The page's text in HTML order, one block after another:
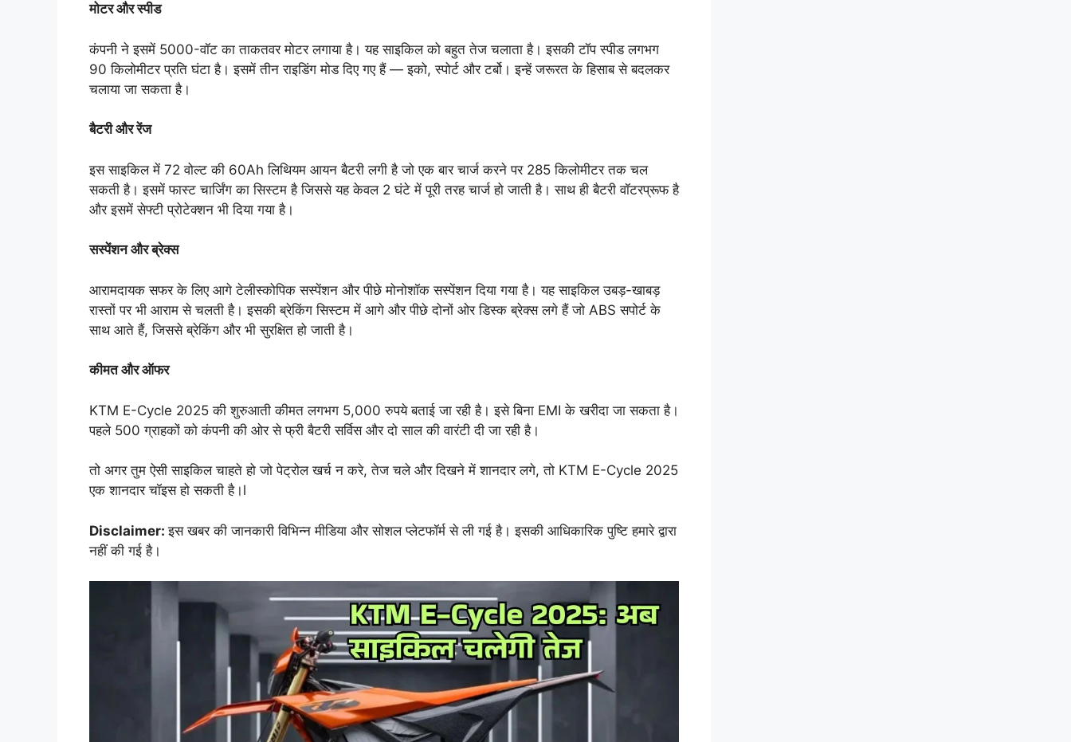
मोटर और स्पीड
कंपनी ने इसमें 5000-वॉट का ताकतवर मोटर लगाया है। यह साइकिल को बहुत तेज चलाता है। इसकी टॉप स्पीड लगभग
90 किलोमीटर प्रति घंटा है। इसमें तीन राइडिंग मोड दिए गए हैं — इको, स्पोर्ट और टर्बो। इन्हें जरूरत के हिसाब से बदलकर
चलाया जा सकता है।
बैटरी और रेंज
इस साइकिल में 72 वोल्ट की 60Ah लिथियम आयन बैटरी लगी है जो एक बार चार्ज करने पर 285 किलोमीटर तक चल
सकती है। इसमें फास्ट चार्जिंग का सिस्टम है जिससे यह केवल 2 घंटे में पूरी तरह चार्ज हो जाती है। साथ ही बैटरी वॉटरप्रूफ है
और इसमें सेफ्टी प्रोटेक्शन भी दिया गया है।
सस्पेंशन और ब्रेक्स
आरामदायक सफर के लिए आगे टेलीस्कोपिक सस्पेंशन और पीछे मोनोशॉक सस्पेंशन दिया गया है। यह साइकिल उबड़-खाबड़
रास्तों पर भी आराम से चलती है। इसकी ब्रेकिंग सिस्टम में आगे और पीछे दोनों ओर डिस्क ब्रेक्स लगे हैं जो ABS सपोर्ट के
साथ आते हैं, जिससे ब्रेकिंग और भी सुरक्षित हो जाती है।
कीमत और ऑफर
KTM E-Cycle 2025 की शुरुआती कीमत लगभग 5,000 रुपये बताई जा रही है। इसे बिना EMI के खरीदा जा सकता है।
पहले 500 ग्राहकों को कंपनी की ओर से फ्री बैटरी सर्विस और दो साल की वारंटी दी जा रही है।
तो अगर तुम ऐसी साइकिल चाहते हो जो पेट्रोल खर्च न करे, तेज चले और दिखने में शानदार लगे, तो KTM E-Cycle 2025
एक शानदार चॉइस हो सकती है।l
Disclaimer:इस खबर की जानकारी विभिन्न मीडिया और सोशल प्लेटफॉर्म से ली गई है। इसकी आधिकारिक पुष्टि हमारे द्वारा
नहीं की गई है।